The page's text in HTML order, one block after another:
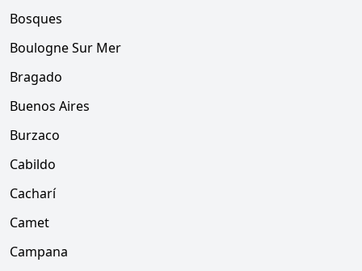
Bosques
Boulogne Sur Mer
Bragado
Buenos Aires
Burzaco
Cabildo
Cacharí
Camet
Campana